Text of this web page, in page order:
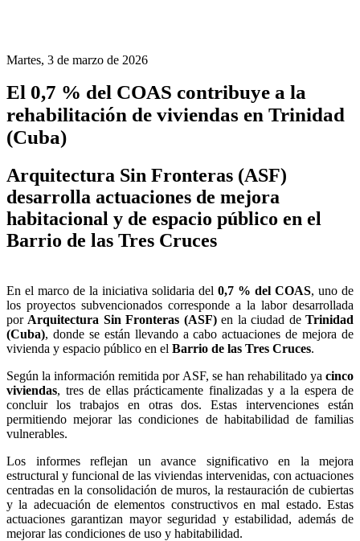
Martes, 3 de marzo de 2026
El 0,7 % del COAS contribuye a la
rehabilitación de viviendas en Trinidad
(Cuba)
Arquitectura Sin Fronteras (ASF)
desarrolla actuaciones de mejora
habitacional y de espacio público en el
Barrio de las Tres Cruces
En el marco de la iniciativa solidaria del 0,7 % del COAS, uno de
los proyectos subvencionados corresponde a la labor desarrollada
por Arquitectura Sin Fronteras (ASF)en la ciudad deTrinidad
(Cuba), donde se están llevando a cabo actuaciones de mejora de
vivienda y espacio público en el Barrio de las Tres Cruces.
Según la información remitida por ASF, se han rehabilitado ya cinco
viviendas, tres de ellas prácticamente finalizadas y a la espera de
concluir los trabajos en otras dos. Estas intervenciones están
permitiendo mejorar las condiciones de habitabilidad de familias
vulnerables.
Los informes reflejan un avance significativo en la mejora
estructural y funcional de las viviendas intervenidas, con actuaciones
centradas en la consolidación de muros, la restauración de cubiertas
y la adecuación de elementos constructivos en mal estado. Estas
actuaciones garantizan mayor seguridad y estabilidad, además de
mejorar las condiciones de uso y habitabilidad.